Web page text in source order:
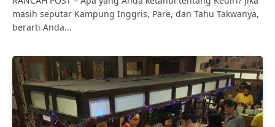
masih seputar Kampung Inggris, Pare, dan Tahu Takwanya,
berarti Anda…